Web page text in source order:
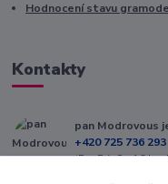
Hodnocení stavu
Kontakty
pan Modrovous
+420 725 736 293
(Po-Pá, 8 - 16